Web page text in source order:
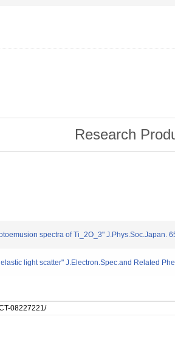
Research
spectra of Ti_2O_3" J.Phys.Soc.Japan.
light scatter" J.Electron.Spec.and Related